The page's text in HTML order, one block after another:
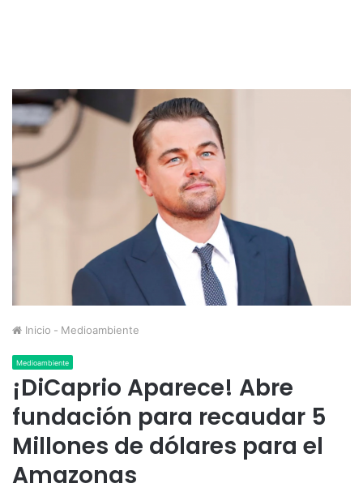
Inicio - Medioambiente
Medioambiente
¡DiCaprio Aparece! Abre
fundación para recaudar 5
Millones de dólares para el
Amazonas